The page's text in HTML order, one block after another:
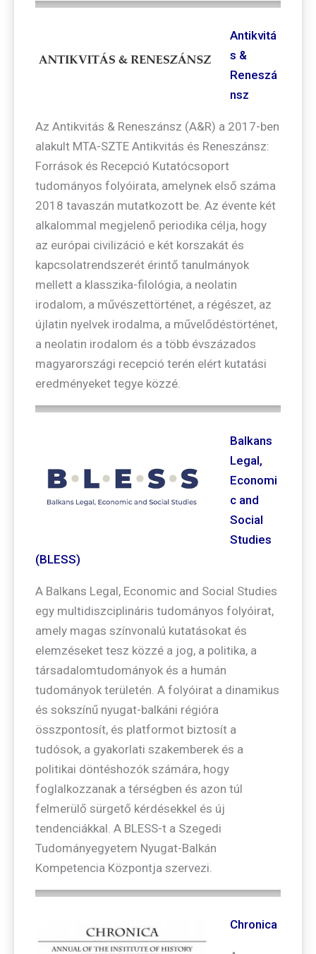
Antikvitá
s &
Reneszá
nsz
Az Antikvitás & Reneszánsz (A&R) a 2017-ben
alakult MTA-SZTE Antikvitás és Reneszánsz:
Források és Recepció Kutatócsoport
tudományos folyóirata, amelynek első száma
2018 tavaszán mutatkozott be. Az évente két
alkalommal megjelenő periodika célja, hogy
az európai civilizáció e két korszakát és
kapcsolatrendszerét érintő tanulmányok
mellett a klasszika-filológia, a neolatin
irodalom, a művészettörténet, a régészet, az
újlatin nyelvek irodalma, a művelődéstörténet,
a neolatin irodalom és a több évszázados
magyarországi recepció terén elért kutatási
eredményeket tegye közzé.
Balkans
Legal,
Economi
c and
Social
Studies
(BLESS)
A Balkans Legal, Economic and Social Studies
egy multidiszciplináris tudományos folyóirat,
amely magas színvonalú kutatásokat és
elemzéseket tesz közzé a jog, a politika, a
társadalomtudományok és a humán
tudományok területén. A folyóirat a dinamikus
és sokszínű nyugat-balkáni régióra
összpontosít, és platformot biztosít a
tudósok, a gyakorlati szakemberek és a
politikai döntéshozók számára, hogy
foglalkozzanak a térségben és azon túl
felmerülő sürgető kérdésekkel és új
tendenciákkal. A BLESS-t a Szegedi
Tudományegyetem Nyugat-Balkán
Kompetencia Központja szervezi.
Chronica